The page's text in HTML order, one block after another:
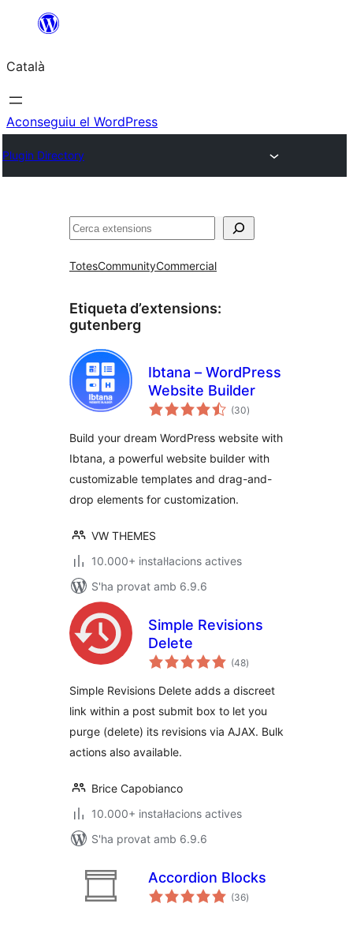
contingut
Català
Aconseguiu el WordPress
Plugin Directory
Cerca
TotesCommunityCommercial
Etiqueta d’extensions:
gutenberg
Ibtana – WordPress
Website Builder
(30puntuacions
totals
)
Build your dream WordPress website with
Ibtana, a powerful website builder with
customizable templates and drag-and-
drop elements for customization.
VW THEMES
10.000+ instal·lacions actives
S'ha provat amb 6.9.6
Simple Revisions
Delete
(48puntuacions
totals
)
Simple Revisions Delete adds a discreet
link within a post submit box to let you
purge (delete) its revisions via AJAX. Bulk
actions also available.
Brice Capobianco
10.000+ instal·lacions actives
S'ha provat amb 6.9.6
Accordion Blocks
(36puntuacions
totals
)